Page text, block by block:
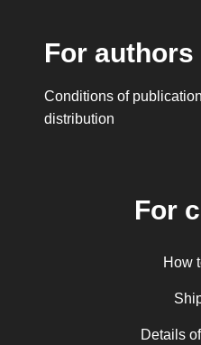
For authors
Conditions of publication
distribution
For
How
Details